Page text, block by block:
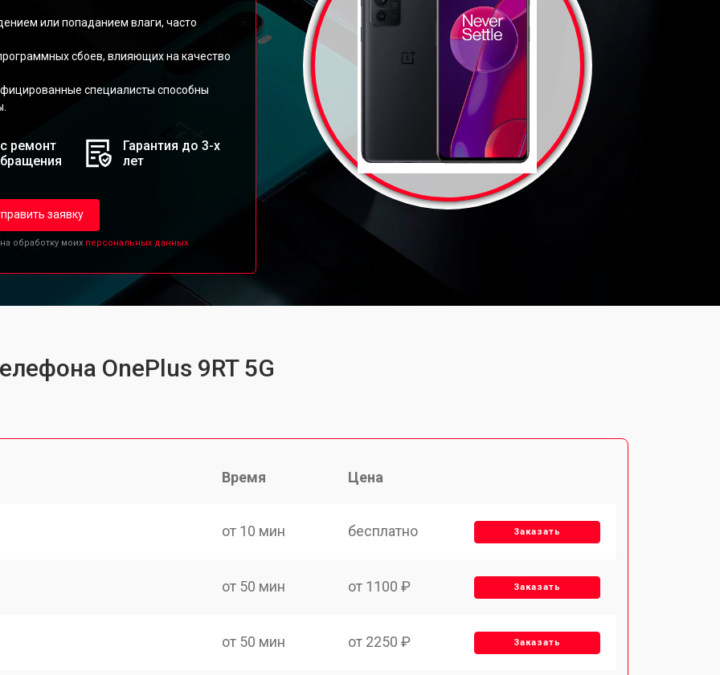
или попаданием влаги, часто
сбоев, влияющих на качество
специалисты способны
ремонт
Гарантия до 3-х
лет
заявку
обработку моих персональных данных.
OnePlus 9RT 5G
Время Цена
от 10 мин бесплатно Заказать
от 50 мин от 1100 ₽ Заказать
от 50 мин от 2250 ₽ Заказать